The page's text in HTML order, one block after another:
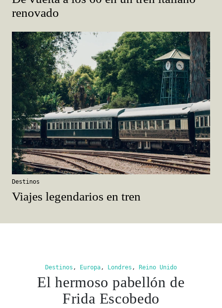
renovado
Destinos
Viajes legendarios en tren
Destinos , Europa, Londres , Reino Unido
El hermoso pabellón de
Frida Escobedo